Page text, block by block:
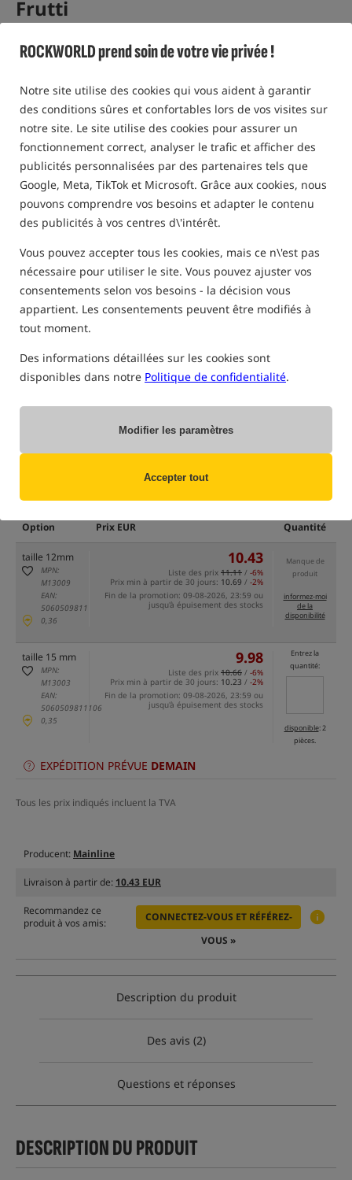
ROCKWORLD prend soin de votre vie privée !
Notre site utilise des cookies qui vous aident à garantir
des conditions sûres et confortables lors de vos visites sur
notre site. Le site utilise des cookies pour assurer un
fonctionnement correct, analyser le trafic et afficher des
publicités personnalisées par des partenaires tels que
Google, Meta, TikTok et Microsoft. Grâce aux cookies, nous
pouvons comprendre vos besoins et adapter le contenu
des publicités à vos centres d\'intérêt.
Vous pouvez accepter tous les cookies, mais ce n\'est pas
nécessaire pour utiliser le site. Vous pouvez ajuster vos
consentements selon vos besoins - la décision vous
appartient. Les consentements peuvent être modifiés à
tout moment.
Des informations détaillées sur les cookies sont
disponibles dans notre Politique de confidentialité.
Modifier les paramètres
Accepter tout
Frutti
5,0
Offre spéciale
uniquement des produits dansnotre entrepôt
(Certaines options peuvent avoir été masquées par la méthode de filtrage
Option Prix EUR Quantité
taille 12mm
MPN:
M13009
EAN:
5060509811175
0,36
10.43
Liste des prix 11.11 / -6%
Prix min à partir de 30 jours: 10.69 / -2%
Fin de la promotion: 09-08-2026, 23:59 ou
jusqu'à épuisement des stocks
Manque de
produit
informez-moi
de la
disponibilité
taille 15 mm
MPN:
M13003
EAN:
5060509811106
0,35
9.98
Liste des prix 10.66 / -6%
Prix min à partir de 30 jours: 10.23 / -2%
Fin de la promotion: 09-08-2026, 23:59 ou
jusqu'à épuisement des stocks
Entrez la
quantité:
disponible: 2
pièces.
EXPÉDITION PRÉVUE DEMAIN
Tous les prix indiqués incluent la TVA
Producent: Mainline
Livraison à partir de: 10.43 EUR
Recommandez ce
produit à vos amis:
CONNECTEZ-VOUS ET RÉFÉREZ-
VOUS »
Description du produit
Des avis (2)
Questions et réponses
DESCRIPTION DU PRODUIT